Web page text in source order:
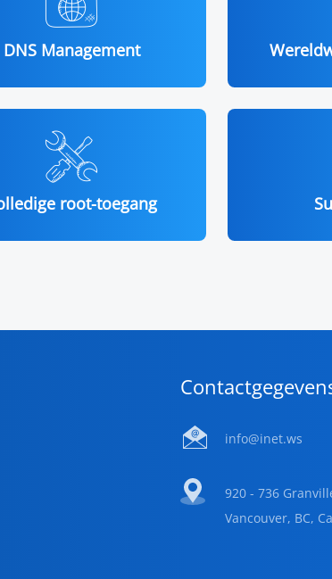
DNS Management
root-toegang
info@inet.ws
920 - 736
Vancouver, BC,